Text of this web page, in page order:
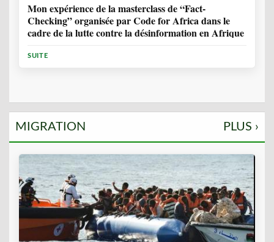
Mon expérience de la masterclass de “Fact-
Checking” organisée par Code for Africa dans le
cadre de la lutte contre la désinformation en Afrique
SUITE
MIGRATION PLUS ›